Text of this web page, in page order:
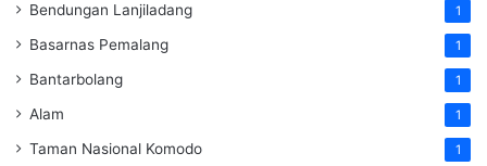
Bendungan Lanjiladang 1
Basarnas Pemalang 1
Bantarbolang 1
Alam 1
Taman Nasional Komodo 1